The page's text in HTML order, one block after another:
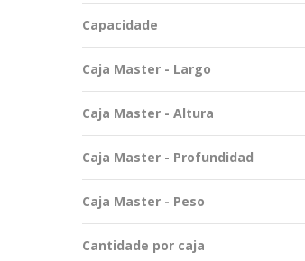
Capacidade
Caja Master - Largo
Caja Master - Altura
Caja Master - Profundidad
Caja Master - Peso
Cantidade por caja